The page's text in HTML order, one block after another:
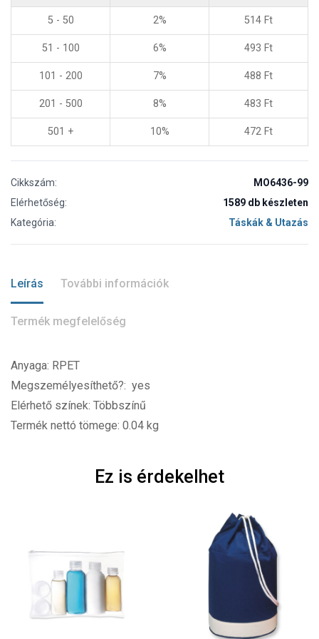
5 - 50 2% 514 Ft
51 - 100 6% 493 Ft
101 - 200 7% 488 Ft
201 - 500 8% 483 Ft
501 + 10% 472 Ft
Cikkszám:
MO6436-99
Elérhetőség:
1589 db készleten
Kategória:
Táskák & Utazás
Leírás További információk
Termék megfelelőség
Anyaga: RPET
Megszemélyesíthető?: yes
Elérhető színek: Többszínű
Termék nettó tömege: 0.04 kg
Ez is érdekelhet